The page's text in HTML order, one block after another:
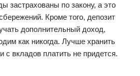
застрахованы по закону, а это
Кроме того, депозит
дополнительный доход,
как никогда. Лучше хранить
с вкладов платить не придется.